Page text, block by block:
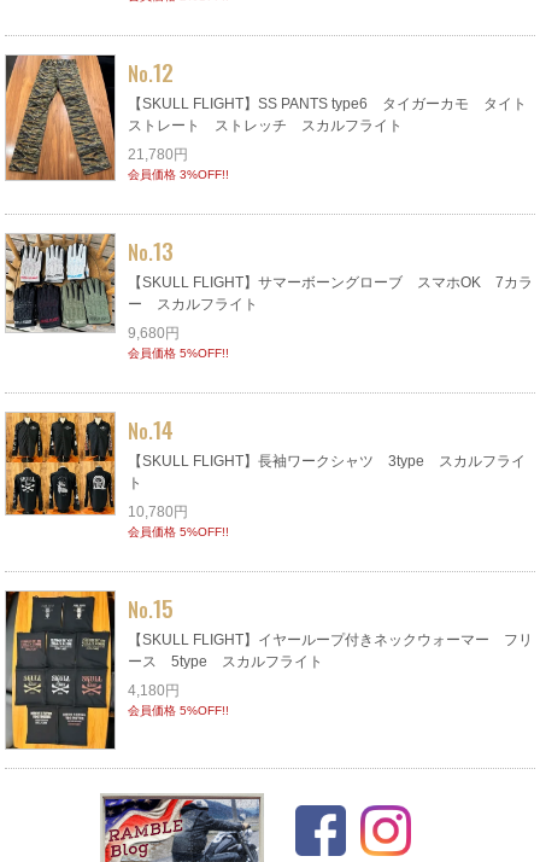
No.12
【SKULL FLIGHT】SS PANTS type6 タイガーカモ タイト
ストレート ストレッチ スカルフライト
21,780円
会員価格 3%OFF!!
No.13
【SKULL FLIGHT】サマーボーングローブ スマホOK 7カラ
ー スカルフライト
9,680円
会員価格 5%OFF!!
No.14
【SKULL FLIGHT】長袖ワークシャツ 3type スカルフライ
ト
10,780円
会員価格 5%OFF!!
No.15
【SKULL FLIGHT】イヤーループ付きネックウォーマー フリ
ース 5type スカルフライト
4,180円
会員価格 5%OFF!!